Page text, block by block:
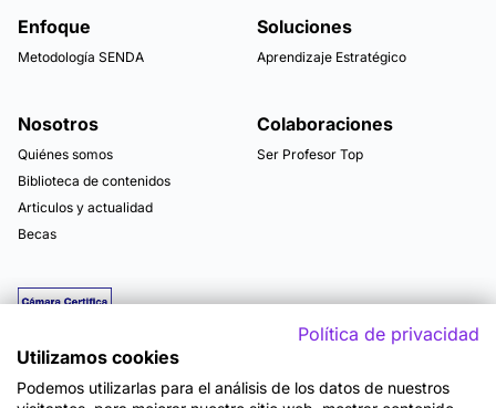
Enfoque
Metodología SENDA
Soluciones
Aprendizaje Estratégico
Nosotros
Quiénes somos
Biblioteca de contenidos
Articulos y actualidad
Becas
Colaboraciones
Ser Profesor Top
Política de privacidad
Utilizamos cookies
Podemos utilizarlas para el análisis de los datos de nuestros